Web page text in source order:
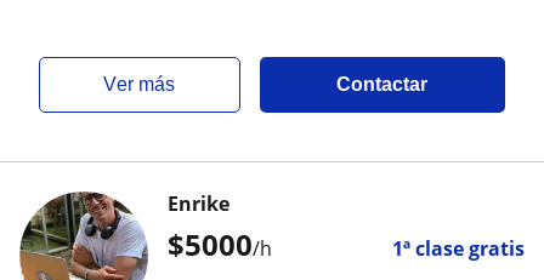
ver más Contactar
$5000/h 1ª clase gratis
Enrike